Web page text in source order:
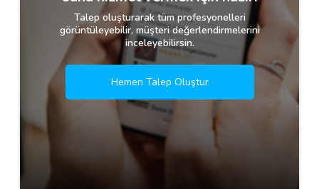
Talep oluşturarak tüm profesyonelleri
görüntüleyebilir, müşteri değerlendirmelerini
inceleyebilirsin.
Hemen Talep Oluştur